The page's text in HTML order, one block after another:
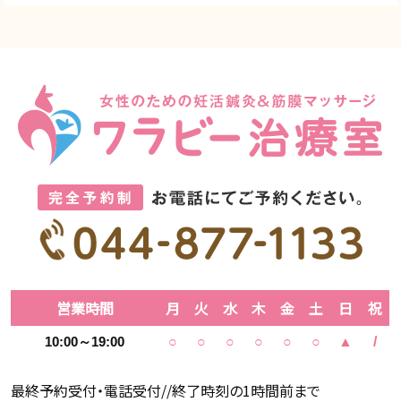
営業時間 月 火 水 木 金 土 日 祝
10:00～19:00 ○ ○ ○ ○ ○ ○ ▲ /
最終予約受付・電話受付//終了時刻の1時間前まで